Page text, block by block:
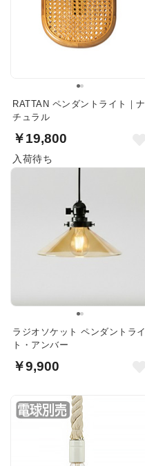
RATTAN ペンダントライト｜ナ
チュラル
￥19,800
入荷待ち
ラジオソケット ペンダントライ
ト・アンバー
￥9,900